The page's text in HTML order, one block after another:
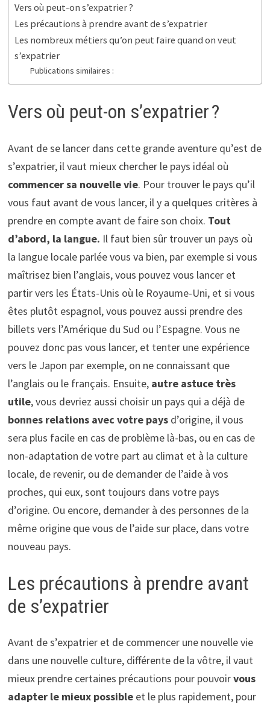
Vers où peut-on s’expatrier ?
Les précautions à prendre avant de s’expatrier
Les nombreux métiers qu’on peut faire quand on veut
s’expatrier
Publications similaires :
Vers où peut-on s’expatrier ?
Avant de se lancer dans cette grande aventure qu’est de
s’expatrier, il vaut mieux chercher le pays idéal où
commencer sa nouvelle vie. Pour trouver le pays qu’il
vous faut avant de vous lancer, il y a quelques critères à
prendre en compte avant de faire son choix. Tout
d’abord, la langue. Il faut bien sûr trouver un pays où
la langue locale parlée vous va bien, par exemple si vous
maîtrisez bien l’anglais, vous pouvez vous lancer et
partir vers les États-Unis où le Royaume-Uni, et si vous
êtes plutôt espagnol, vous pouvez aussi prendre des
billets vers l’Amérique du Sud ou l’Espagne. Vous ne
pouvez donc pas vous lancer, et tenter une expérience
vers le Japon par exemple, on ne connaissant que
l’anglais ou le français. Ensuite, autre astuce très
utile, vous devriez aussi choisir un pays qui a déjà de
bonnes relations avec votre paysd’origine, il vous
sera plus facile en cas de problème là-bas, ou en cas de
non-adaptation de votre part au climat et à la culture
locale, de revenir, ou de demander de l’aide à vos
proches, qui eux, sont toujours dans votre pays
d’origine. Ou encore, demander à des personnes de la
même origine que vous de l’aide sur place, dans votre
nouveau pays.
Les précautions à prendre avant
de s’expatrier
Avant de s’expatrier et de commencer une nouvelle vie
dans une nouvelle culture, différente de la vôtre, il vaut
mieux prendre certaines précautions pour pouvoirvous
adapter le mieux possibleet le plus rapidement, pour